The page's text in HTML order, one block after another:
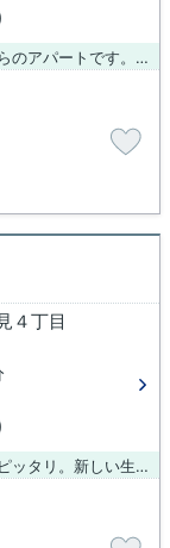
今引っ越しをお考えの方におすすめなのが、こちらのアパートです。お客様の多種多様なニーズにお応えするべく、物件数も数多くご用意致しました。お気に入りの物件をどうぞ見つけてみてください。
４丁目
「メゾン ルミエール」：東海市エリアの新居にピッタリ。新しい生活にお勧めなのが、こちらのアパートです。賃貸物件をお探しの方は、当社にお任せ下さい。当社は多種多様な物件を取り扱っておりますので、お客様の生活スタイルに合った物件をご紹介できるようにスタッフ一同努めて参ります。